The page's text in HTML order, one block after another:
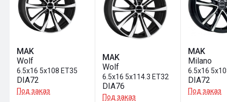
MAK
Wolf
6.5x16 5x108 ET35
DIA72
Под заказ
MAK
Wolf
6.5x16 5x114.3 ET32
DIA76
Под заказ
MAK
Milano
6.5x16
DIA72
Под заказ